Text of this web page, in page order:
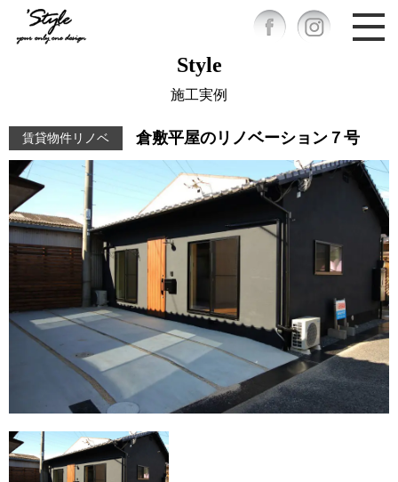
Style
施工実例
賃貸物件リノベ 倉敷平屋のリノベーション７号